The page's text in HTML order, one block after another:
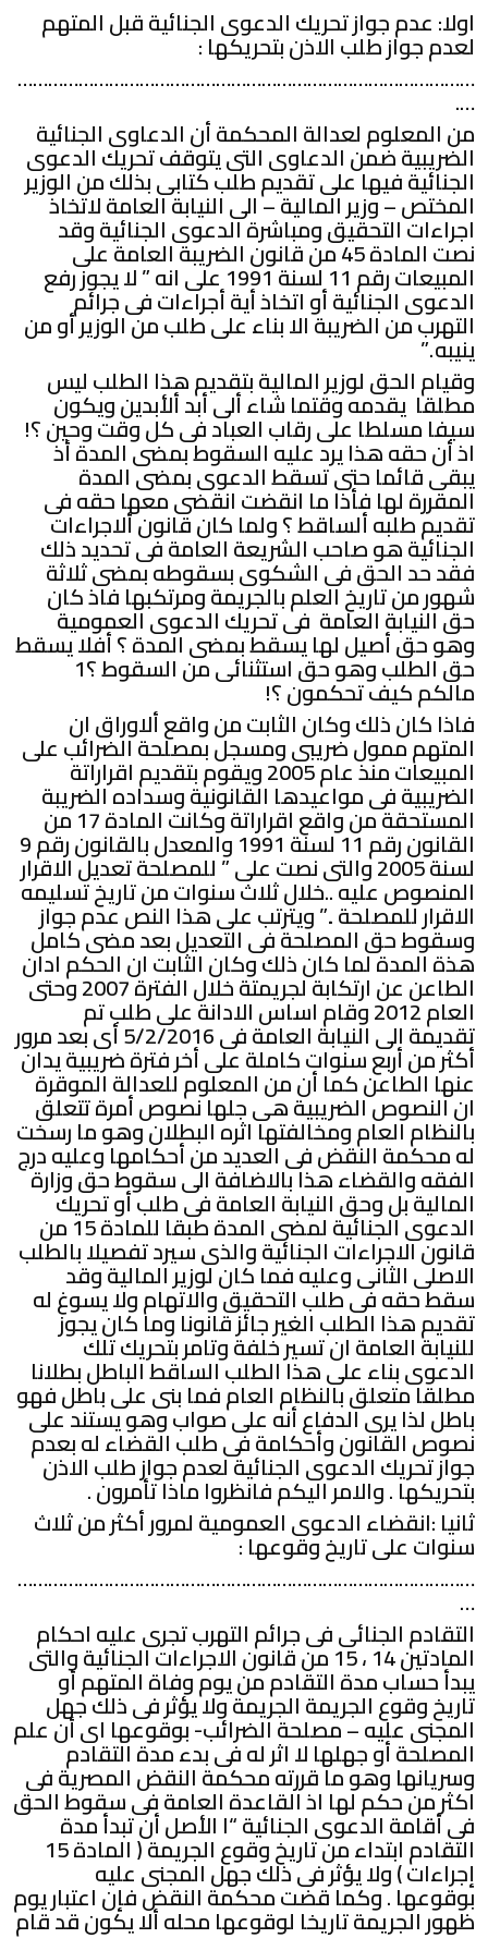
اولا: عدم جواز تحريك الدعوى الجنائية قبل المتهم
لعدم جواز طلب الاذن بتحريكها :
………………………………………………………………………………
….
من المعلوم لعدالة المحكمة أن الدعاوى الجنائية
الضريبية ضمن الدعاوى التى يتوقف تحريك الدعوى
الجنائية فيها على تقديم طلب كتابى بذلك من الوزير
المختص – وزير المالية – الى النيابة العامة لاتخاذ
اجراءات التحقيق ومباشرة الدعوى الجنائية وقد
نصت المادة 45 من قانون الضريبة العامة على
المبيعات رقم 11 لسنة 1991 على انه ” لا يجوز رفع
الدعوى الجنائية أو اتخاذ أية أجراءات فى جرائم
التهرب من الضريبة الا بناء على طلب من الوزير أو من
ينيبه .”
وقيام الحق لوزير المالية بتقديم هذا الطلب ليس
مطلقا يقدمه وقتما شاء ألى أبد ألأبدين ويكون
سيفا مسلطا على رقاب العباد فى كل وقت وحين ؟!
اذ أن حقه هذا يرد عليه السقوط بمضى المدة أذ
يبقى قائما حتى تسقط الدعوى بمضى المدة
المقررة لها فأذا ما انقضت انقضى معها حقه فى
تقديم طلبه ألساقط ؟ ولما كان قانون ألاجراءات
الجنائية هو صاحب الشريعة العامة فى تحديد ذلك
فقد حد الحق فى الشكوى بسقوطه بمضى ثلاثة
شهور من تاريخ العلم بالجريمة ومرتكبها فاذ كان
حق النيابة العامة فى تحريك الدعوى العمومية
وهو حق أصيل لها يسقط بمضى المدة ؟ أفلا يسقط
حق الطلب وهو حق استثنائى من السقوط ؟1
مالكم كيف تحكمون ؟!
فاذا كان ذلك وكان الثابت من واقع ألاوراق ان
المتهم ممول ضريبى ومسجل بمصلحة الضرائب على
المبيعات منذ عام 2005 ويقوم بتقديم اقراراتة
الضريبية فى مواعيدها القانونية وسداده الضريبة
المستحقة من واقع اقراراتة وكانت المادة 17 من
القانون رقم 11 لسنة 1991 والمعدل بالقانون رقم 9
لسنة 2005 والتى نصت على ” للمصلحة تعديل الاقرار
المنصوص عليه ..خلال ثلاث سنوات من تاريخ تسليمه
الاقرار للمصلحة ..” ويترتب على هذا النص عدم جواز
وسقوط حق المصلحة فى التعديل بعد مضى كامل
هذة المدة لما كان ذلك وكان الثابت ان الحكم ادان
الطاعن عن ارتكابة لجريمتة خلال الفترة 2007 وحتى
العام 2012 وقام اساس الادانة على طلب تم
تقديمة الى النيابة العامة فى 5/2/2016 أى بعد مرور
أكثر من أربع سنوات كاملة على أخر فترة ضريبية يدان
عنها الطاعن كما أن من المعلوم للعدالة الموقرة
ان النصوص الضريبية هى جلها نصوص أمرة تتعلق
بالنظام العام ومخالفتها اثره البطلان وهو ما رسخت
له محكمة النقض فى العديد من أحكامها وعليه درج
الفقه والقضاء هذا بالاضافة الى سقوط حق وزارة
المالية بل وحق النيابة العامة فى طلب أو تحريك
الدعوى الجنائية لمضى المدة طبقا للمادة 15 من
قانون الاجراءات الجنائية والذى سيرد تفصيلا بالطلب
الاصلى الثانى وعليه فما كان لوزير المالية وقد
سقط حقه فى طلب التحقيق والاتهام ولا يسوغ له
تقديم هذا الطلب الغير جائز قانونا وما كان يجوز
للنيابة العامة ان تسير خلفة وتامر بتحريك تلك
الدعوى بناء على هذا الطلب الساقط الباطل بطلانا
مطلقا متعلق بالنظام العام فما بنى على باطل فهو
باطل لذا يرى الدفاع أنه على صواب وهو يستند على
نصوص القانون وأحكامة فى طلب القضاء له بعدم
جواز تحريك الدعوى الجنائية لعدم جواز طلب الاذن
بتحريكها . والامر اليكم فانظروا ماذا تأمرون .
ثانيا :انقضاء الدعوى العمومية لمرور أكثر من ثلاث
سنوات على تاريخ وقوعها :
………………………………………………………………………………
…
التقادم الجنائى فى جرائم التهرب تجرى عليه احكام
المادتين 14 ، 15 من قانون الاجراءات الجنائية والتى
يبدأ حساب مدة التقادم من يوم وفاة المتهم أو
تاريخ وقوع الجريمة الجريمة ولا يؤثر فى ذلك جهل
المجنى عليه – مصلحة الضرائب- بوقوعها اى أن علم
المصلحة أو جهلها لا اثر له فى بدء مدة التقادم
وسريانها وهو ما قررته محكمة النقض المصرية فى
اكثر من حكم لها اذ القاعدة العامة فى سقوط الحق
فى أقامة الدعوى الجنائية “ا الأصل أن تبدأ مدة
التقادم ابتداء من تاريخ وقوع الجريمة ( المادة 15
إجراءات ) ولا يؤثر فى ذلك جهل المجنى عليه
بوقوعها . وكما قضت محكمة النقض فإن اعتبار يوم
ظهور الجريمة تاريخا لوقوعها محله ألا يكون قد قام